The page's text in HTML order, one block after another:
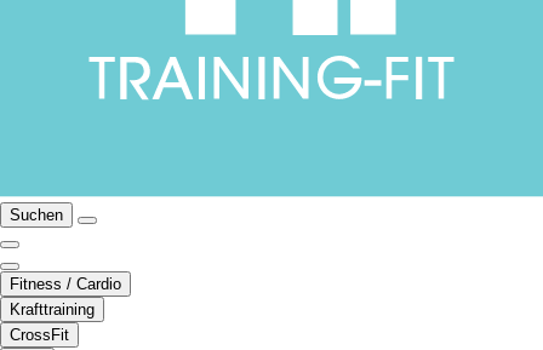
Suchen
Fitness / Cardio
Krafttraining
CrossFit